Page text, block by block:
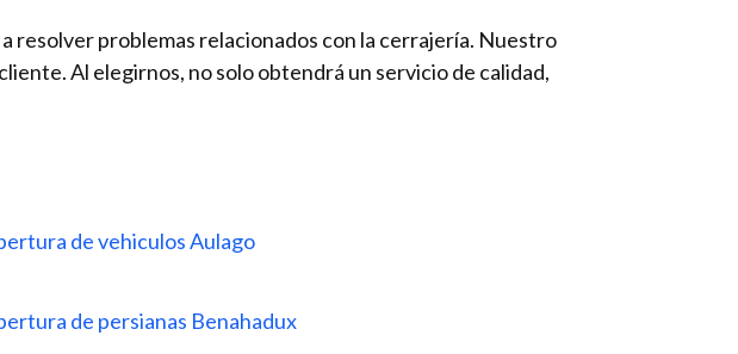
resolver problemas relacionados con la cerrajería. Nuestro
Al elegirnos, no solo obtendrá un servicio de calidad,
de vehiculos Aulago
de persianas Benahadux